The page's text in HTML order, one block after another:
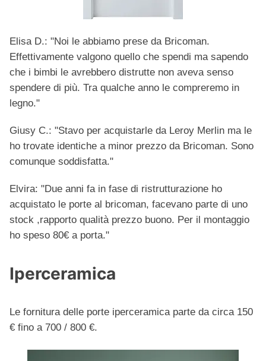
Elisa D.: "Noi le abbiamo prese da Bricoman.
Effettivamente valgono quello che spendi ma sapendo
che i bimbi le avrebbero distrutte non aveva senso
spendere di più. Tra qualche anno le compreremo in
legno."
Giusy C.: "Stavo per acquistarle da Leroy Merlin ma le
ho trovate identiche a minor prezzo da Bricoman. Sono
comunque soddisfatta."
Elvira: "Due anni fa in fase di ristrutturazione ho
acquistato le porte al bricoman, facevano parte di uno
stock ,rapporto qualità prezzo buono. Per il montaggio
ho speso 80€ a porta."
Iperceramica
Le fornitura delle porte iperceramica parte da circa 150
€ fino a 700 / 800 €.